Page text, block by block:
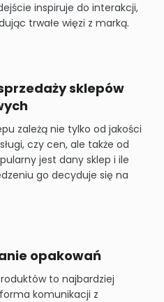
inspiruje do interakcji,
trwałe więzi z marką.
sklepów
zależą nie tylko od jakości
czy cen, ale także od
jest dany sklep i ile
go decyduje się na
opakowań
to najbardziej
komunikacji z